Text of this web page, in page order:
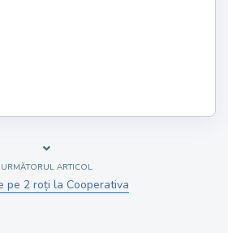
URMĂTORUL ARTICOL
pe 2 roți la Cooperativa